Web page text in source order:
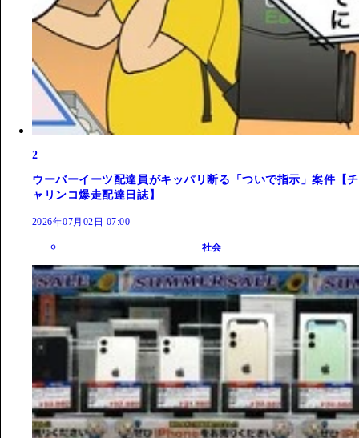
2
ウーバーイーツ配達員がキッパリ断る「ついで指示」案件【チ
ャリンコ爆走配達日誌】
2026年07月02日 07:00
社会